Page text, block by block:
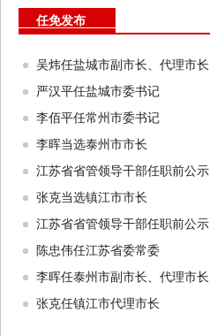
任免发布
吴炜任盐城市副市长、代理市长
严汉平任盐城市委书记
李佰平任常州市委书记
李晖当选泰州市市长
江苏省省管领导干部任职前公示
张克当选镇江市市长
江苏省省管领导干部任职前公示
陈忠伟任江苏省委常委
李晖任泰州市副市长、代理市长
张克任镇江市代理市长